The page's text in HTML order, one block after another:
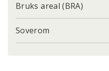
Bruks areal (BRA)
Soverom